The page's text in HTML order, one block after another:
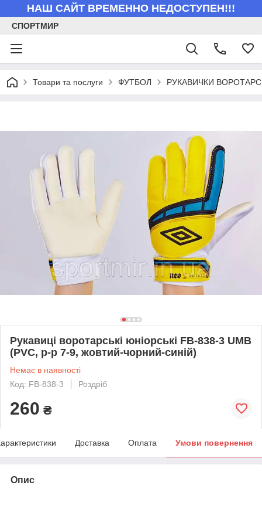
НАШ САЙТ ВРЕМЕННО НЕДОСТУПЕН!!!
СПОРТМИР
Товари та послуги ФУТБОЛ РУКАВИЧКИ
Рукавиці воротарські юніорські FB-838-3 UMB
(PVC, р-р 7-9, жовтий-чорний-синій)
Немає в наявності
Код: FB-838-3
Роздріб
260 ₴
Доставка Оплата Умови повернення
Опис